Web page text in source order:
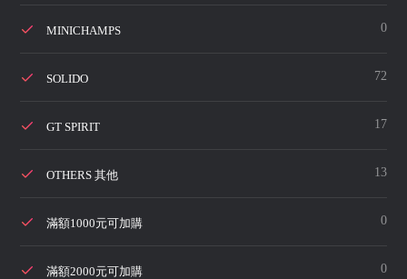
MINICHAMPS 0
SOLIDO 72
GT SPIRIT 17
OTHERS 其他 13
滿額1000元可加購 0
滿額2000元可加購 0